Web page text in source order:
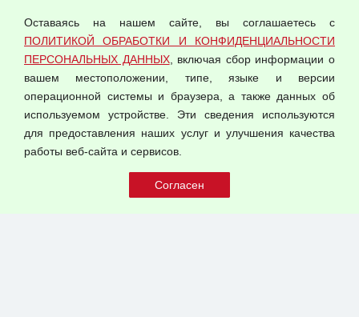
© 2026 ООО "Феникс"
Согласием на обработку персональных данных
Оферта оптовой купли-продажи
Публичная оферта
Оставаясь на нашем сайте, вы соглашаетесь с
ПОЛИТИКОЙ ОБРАБОТКИ И КОНФИДЕНЦИАЛЬНОСТИ
ПЕРСОНАЛЬНЫХ ДАННЫХ, включая сбор информации о
вашем местоположении, типе, языке и версии
операционной системы и браузера, а также данных об
используемом устройстве. Эти сведения используются
для предоставления наших услуг и улучшения качества
работы веб-сайта и сервисов.